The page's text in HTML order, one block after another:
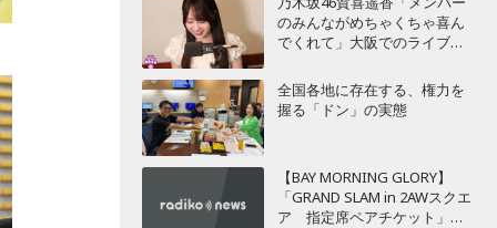
のみんながめちゃくちゃ喜ん
でくれて」大阪でのライブで
れ”とは？
全国各地に存在する、権力を
握る「ドン」の実態
【BAY MORNING GLORY】
「GRAND SLAM in 2AWスクエ
ア 指定席ペアチケット」を3